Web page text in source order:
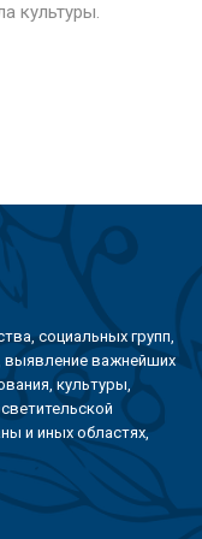
культуры.
социальных групп,
выявление важнейших
культуры,
и иных областях,